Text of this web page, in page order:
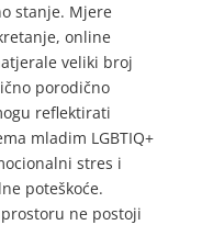
stanje. Mjere
online
veliki broj
porodično
reflektirati
mladim LGBTIQ+
stres i
poteškoće.
ne postoji